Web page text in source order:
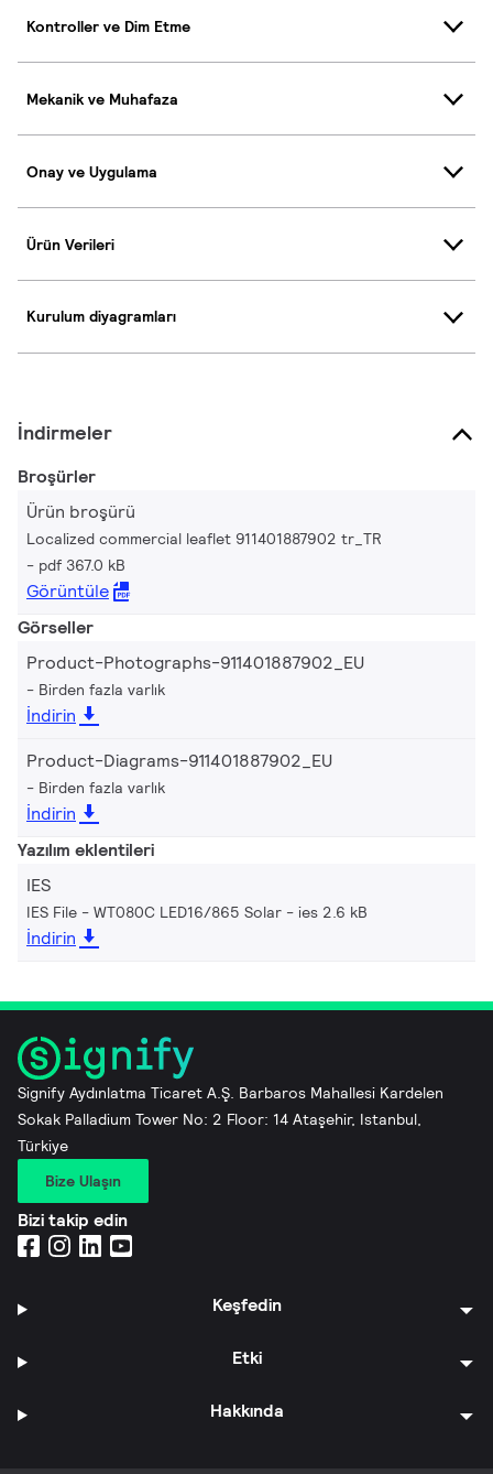
Kontroller ve Dim Etme
Mekanik ve Muhafaza
Onay ve Uygulama
Ürün Verileri
Kurulum diyagramları
İndirmeler
Broşürler
Ürün broşürü
Localized commercial leaflet 911401887902 tr_TR
pdf 367.0 kB
Görüntüle
Görseller
Product-Photographs-911401887902_EU
Birden fazla varlık
İndirin
Product-Diagrams-911401887902_EU
Birden fazla varlık
İndirin
Yazılım eklentileri
IES
IES File - WT080C LED16/865 Solar ies 2.6 kB
İndirin
Signify Aydınlatma Ticaret A.Ş. Barbaros Mahallesi Kardelen
Sokak Palladium Tower No: 2 Floor: 14 Ataşehir, Istanbul,
Türkiye
Bize Ulaşın
Bizi takip edin
Keşfedin
Etki
Hakkında